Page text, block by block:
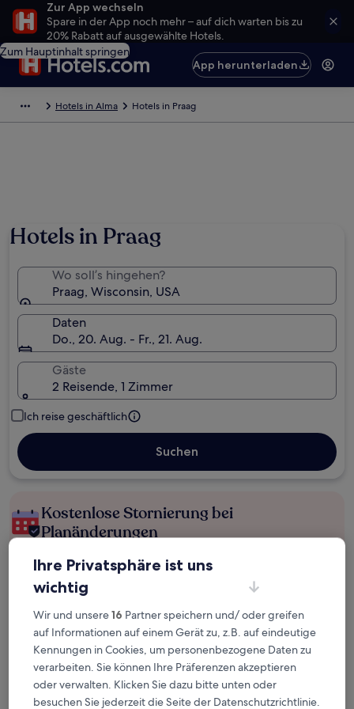
Zur App wechseln
Spare in der App noch mehr – auf dich warten bis zu
20% Rabatt auf ausgewählte Hotels.
Zum Hauptinhalt springen
App herunterladen
Hotels in Alma Hotels in Praag
Hotels in Praag
Wo soll’s hingehen?
Praag, Wisconsin, USA
Daten
Do., 20. Aug. - Fr., 21. Aug.
Gäste
2 Reisende, 1 Zimmer
Ich reise geschäftlich
Suchen
Kostenlose Stornierung bei
Planänderungen
Verdiene Prämien für jede
wahrgenommene Übernachtung
Mehr sparen mit Preisen für Mitglieder
Überprüfe die Preise für diese Daten
Ihre Privatsphäre ist uns
wichtig
Wir und unsere16 Partner speichern und/ oder greifen
auf Informationen auf einem Gerät zu, z.B. auf eindeutige
Kennungen in Cookies, um personenbezogene Daten zu
verarbeiten. Sie können Ihre Präferenzen akzeptieren
oder verwalten. Klicken Sie dazu bitte unten oder
besuchen Sie jederzeit die Seite der Datenschutzrichtlinie.